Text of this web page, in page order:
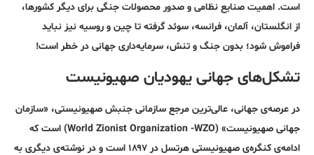
است. اهمیت صنایع نظامی و صدور محصولات جنگی برای دیگر کشورها،
از انگلستان، آلمان، فرانسه، سوئد گرفته تا چین و روسیه نیز نباید
فراموش شود؛ بدون جنگ و تنش، سرمایه‌داری جهانی در خطر است!
تشکل‌های جهانی یهودیان صهیونیست
در عرصه‌ی جهانی، عالی‌ترین مرجع سازمانی جنبش صهیونیستی، «سازمان
جهانی صهیونیست» (World Zionist Organization -WZO) است که
ادامه‌ی کنگره‌ی صهیونیستی هرتسل در ۱۸۹۷ است و در نوشته‌ی دیگری به